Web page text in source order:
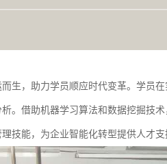
生，助力学员顺应时代变革。学员
。借助机器学习算法和数据挖掘技
技能，为企业智能化转型提供人才